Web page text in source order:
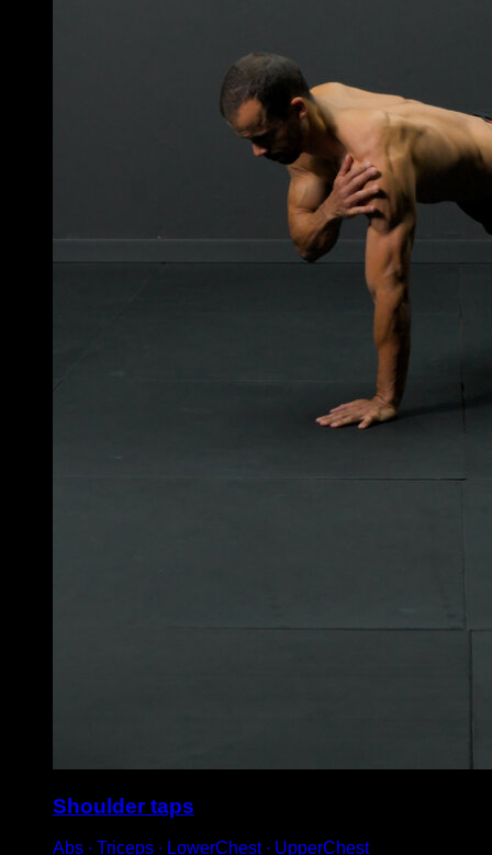
Shoulder taps
Abs ∙ Triceps ∙ LowerChest ∙ UpperChest